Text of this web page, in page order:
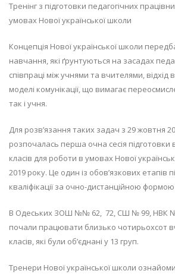
Тренінг з підготовки педагогічних
умовах Нової української школи
Концепція Нової української школи
навчання, які ґрунтуються на засадах
співпраці між учнями та вчителями, відхід
моделі комунікації, що вимагає
так і учня.
Для розв’язання таких задач з 29 жовтня
розпочалась перша очна сесія підготовки
класів для роботи в умовах Нової
2019 року. Це один із обов’язкових етапів
кваліфікації за очно-дистанційною
В Одеських ЗОШ №№ 62, 72, СШ № 99, НВК
почали працювати близько чотирьохсот
класів, які були об’єднані у 13 груп.
Тренери Нової української школи